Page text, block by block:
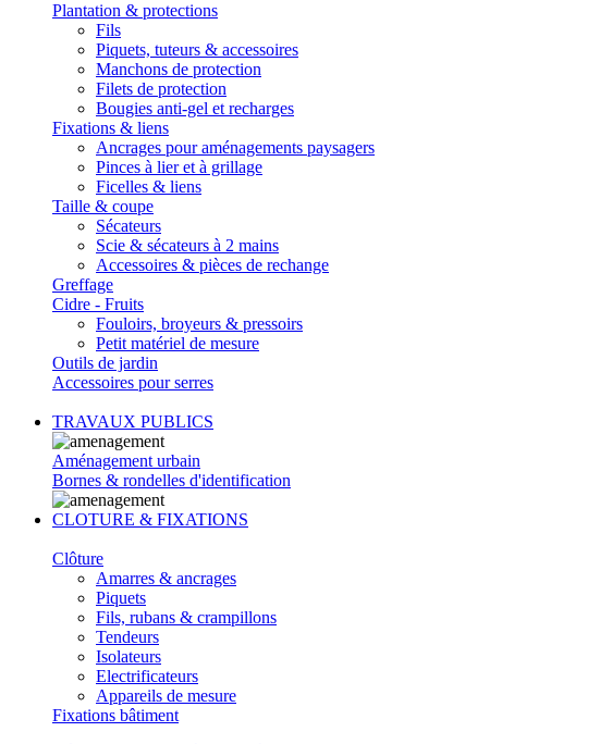
Plantation & protections
Fils
Piquets, tuteurs & accessoires
Manchons de protection
Filets de protection
Bougies anti-gel et recharges
Fixations & liens
Ancrages pour aménagements paysagers
Pinces à lier et à grillage
Ficelles & liens
Taille & coupe
Sécateurs
Scie & sécateurs à 2 mains
Accessoires & pièces de rechange
Greffage
Cidre - Fruits
Fouloirs, broyeurs & pressoirs
Petit matériel de mesure
Outils de jardin
Accessoires pour serres
TRAVAUX PUBLICS
Aménagement urbain
Bornes & rondelles d'identification
CLOTURE & FIXATIONS
Clôture
Amarres & ancrages
Piquets
Fils, rubans & crampillons
Tendeurs
Isolateurs
Electrificateurs
Appareils de mesure
Fixations bâtiment